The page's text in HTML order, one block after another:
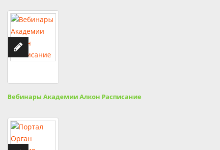
Вебинары Академии Алкон Расписание